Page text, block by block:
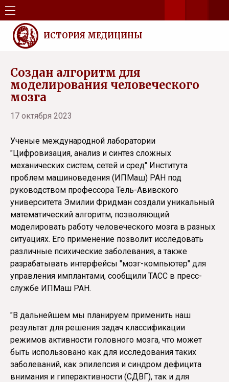
ИСТОРИЯ МЕДИЦИНЫ
Создан алгоритм для
моделирования человеческого
мозга
17 октября 2023
Ученые международной лаборатории
"Цифровизация, анализ и синтез сложных
механических систем, сетей и сред" Института
проблем машиноведения (ИПМаш) РАН под
руководством профессора Тель-Авивского
университета Эмилии Фридман создали уникальный
математический алгоритм, позволяющий
моделировать работу человеческого мозга в разных
ситуациях. Его применение позволит исследовать
различные психические заболевания, а также
разрабатывать интерфейсы "мозг-компьютер" для
управления имплантами, сообщили ТАСС в пресс-
службе ИПМаш РАН.
"В дальнейшем мы планируем применить наш
результат для решения задач классификации
режимов активности головного мозга, что может
быть использовано как для исследования таких
заболеваний, как эпилепсия и синдром дефицита
внимания и гиперактивности (СДВГ), так и для